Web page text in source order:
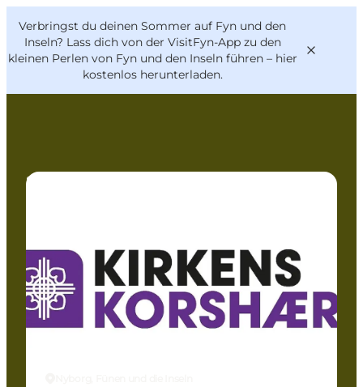
Verbringst du deinen Sommer auf Fyn und den
Inseln? Lass dich von der VisitFyn-App zu den
kleinen Perlen von Fyn und den Inseln führen – hier
kostenlos herunterladen.
Reise Ideen
Übernachtung
VisitFyn
Deutsch
Shopping